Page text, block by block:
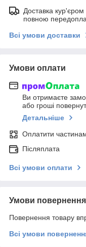
Доставка кур'єром
повною
Всі умови доставки
Умови оплати
Ви отримаєте
або гроші
Детальніше
Оплатити
Післяплата
Всі умови оплати
Умови повернення
Повернення товару
Всі умови